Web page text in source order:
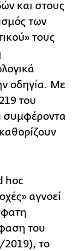
και στους
των
τους
οδηγία. Με
του
συμφέροντα
hoc
αγνοεί
του
2019), το